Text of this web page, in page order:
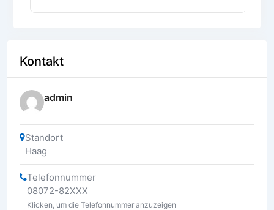
Kontakt
admin
Standort
Haag
Telefonnummer
08072-82XXX
Klicken, um die Telefonnummer anzuzeigen